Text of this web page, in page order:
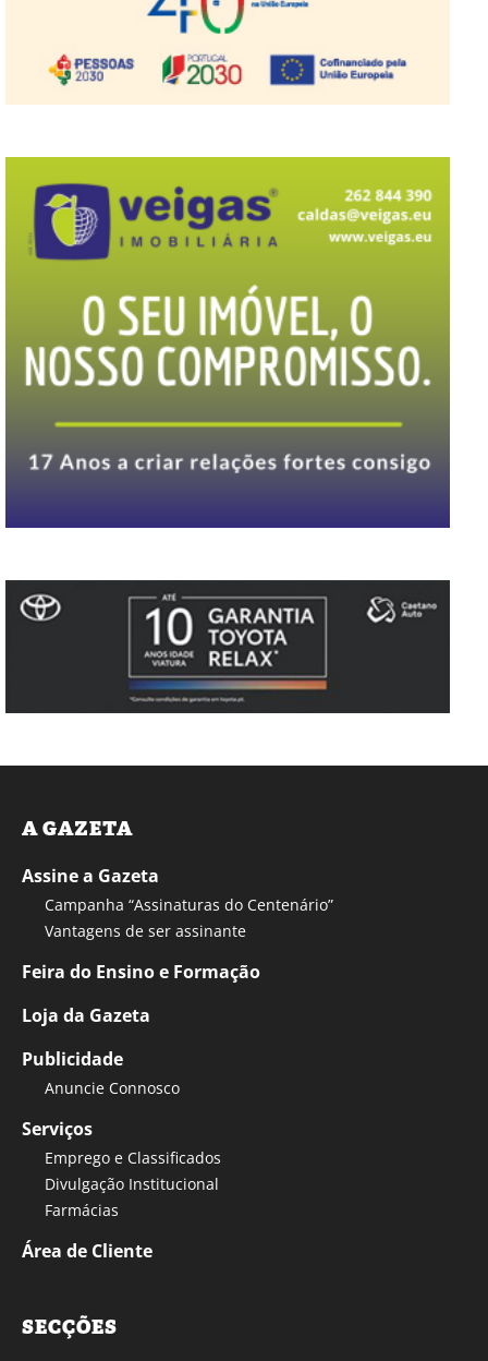
A GAZETA
Assine a Gazeta
Campanha “Assinaturas do Centenário”
Vantagens de ser assinante
Feira do Ensino e Formação
Loja da Gazeta
Publicidade
Anuncie Connosco
Serviços
Emprego e Classificados
Divulgação Institucional
Farmácias
Área de Cliente
SECÇÕES